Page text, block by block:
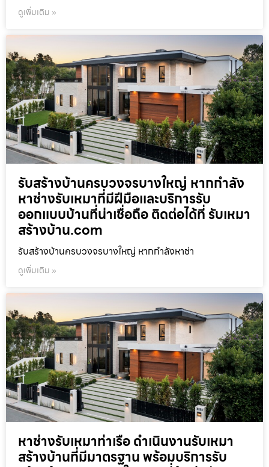
ดูเพิ่มเติม »
รับสร้างบ้านครบวงจรบางใหญ่ หากกำลัง
หาช่างรับเหมาที่มีฝีมือและบริการรับ
ออกแบบบ้านที่น่าเชื่อถือ ติดต่อได้ที่ รับเหมา
สร้างบ้าน.com
รับสร้างบ้านครบวงจรบางใหญ่ หากกำลังหาช่า
ดูเพิ่มเติม »
หาช่างรับเหมาท่าเรือ ดำเนินงานรับเหมา
สร้างบ้านที่มีมาตรฐาน พร้อมบริการรับ